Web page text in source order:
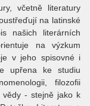
včetně literatury
na latinské
našich literárních
na výzkum
v jeho spisovné i
upřena ke studiu
filozofii
vědy - stejně jako k